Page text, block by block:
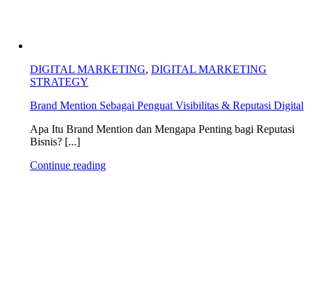
DIGITAL MARKETING, DIGITAL MARKETING
STRATEGY
Brand Mention Sebagai Penguat Visibilitas & Reputasi Digital
Apa Itu Brand Mention dan Mengapa Penting bagi Reputasi
Bisnis? [...]
Continue reading